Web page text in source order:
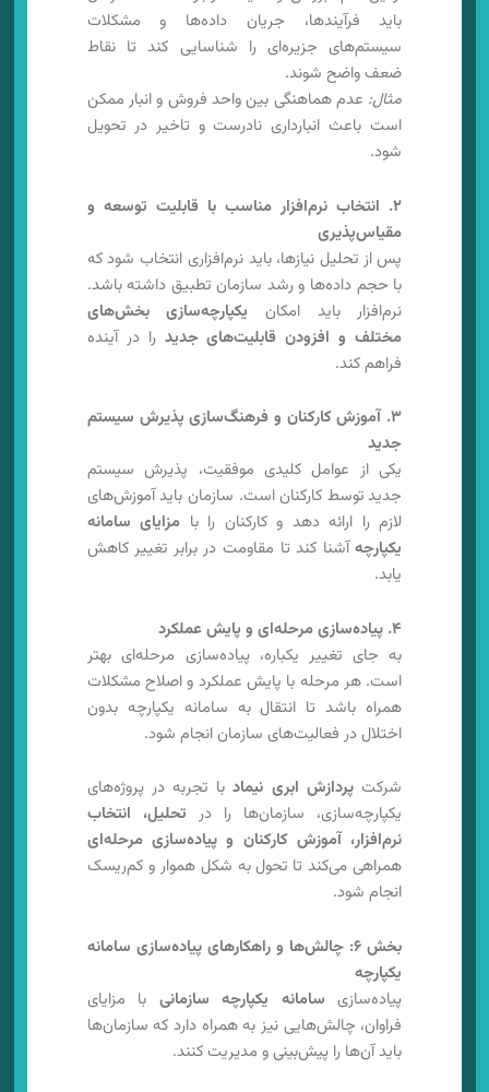
باید فرآیندها، جریان داده‌ها و مشکلات
سیستم‌های جزیره‌ای را شناسایی کند تا نقاط
ضعف واضح شوند.
مثال: عدم هماهنگی بین واحد فروش و انبار ممکن
است باعث انبارداری نادرست و تاخیر در تحویل
شود.
۲. انتخاب نرم‌افزار مناسب با قابلیت توسعه و
مقیاس‌پذیری
پس از تحلیل نیازها، باید نرم‌افزاری انتخاب شود که
با حجم داده‌ها و رشد سازمان تطبیق داشته باشد.
نرم‌افزار باید امکان یکپارچه‌سازی بخش‌های
مختلف و افزودن قابلیت‌های جدید را در آینده
فراهم کند.
۳. آموزش کارکنان و فرهنگ‌سازی پذیرش سیستم
جدید
یکی از عوامل کلیدی موفقیت، پذیرش سیستم
جدید توسط کارکنان است. سازمان باید آموزش‌های
لازم را ارائه دهد و کارکنان را با مزایای سامانه
یکپارچهآشنا کند تا مقاومت در برابر تغییر کاهش
یابد.
۴. پیاده‌سازی مرحله‌ای و پایش عملکرد
به جای تغییر یکباره، پیاده‌سازی مرحله‌ای بهتر
است. هر مرحله با پایش عملکرد و اصلاح مشکلات
همراه باشد تا انتقال به سامانه یکپارچه بدون
اختلال در فعالیت‌های سازمان انجام شود.
شرکتپردازش ابری نیمادبا تجربه در پروژه‌های
یکپارچه‌سازی، سازمان‌ها را در تحلیل، انتخاب
نرم‌افزار، آموزش کارکنان و پیاده‌سازی مرحله‌ای
همراهی می‌کند تا تحول به شکل هموار و کم‌ریسک
انجام شود.
بخش ۶: چالش‌ها و راهکارهای پیاده‌سازی سامانه
یکپارچه
پیاده‌سازی سامانه یکپارچه سازمانی با مزایای
فراوان، چالش‌هایی نیز به همراه دارد که سازمان‌ها
باید آن‌ها را پیش‌بینی و مدیریت کنند.